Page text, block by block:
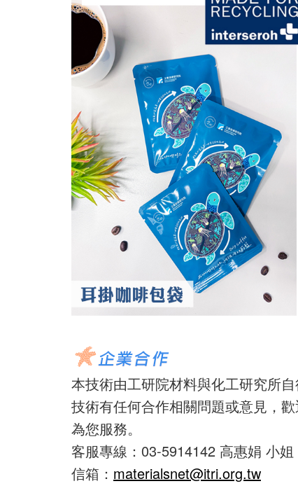
本技術由工研院材料與化工研究所
技術有任何合作相關問題或意見，
為您服務。
客服專線：03-5914142 高惠娟 小姐
信箱： materialsnet@itri.org.tw